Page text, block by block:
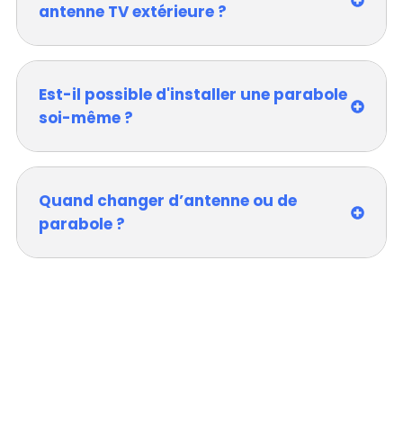
antenne TV extérieure ?
Est-il possible d'installer une parabole
soi-même ?
Quand changer d’antenne ou de
parabole ?